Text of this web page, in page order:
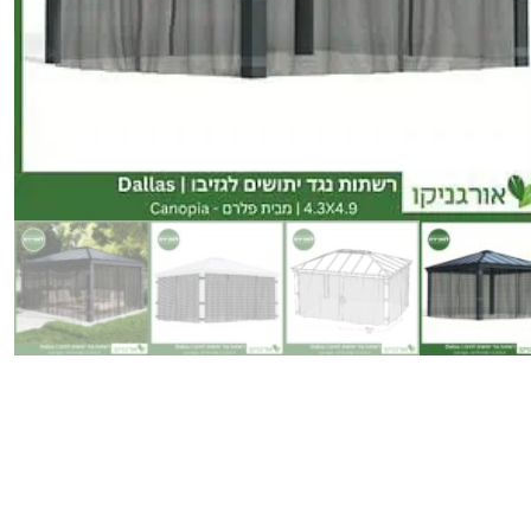
כמות
רשתות
יתושים